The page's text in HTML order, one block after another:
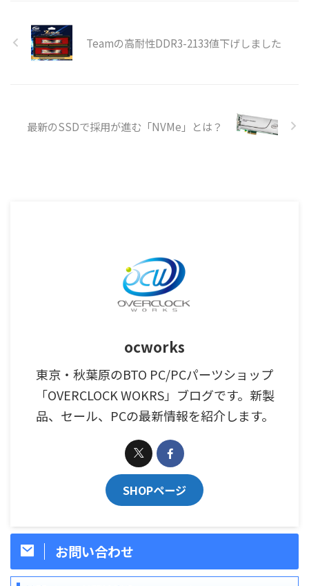
Teamの高耐性DDR3-2133値下げしました
最新のSSDで採用が進む「NVMe」とは？
ocworks
東京・秋葉原のBTO PC/PCパーツショップ
「OVERCLOCK WOKRS」ブログです。新製
品、セール、PCの最新情報を紹介します。
SHOPページ
お問い合わせ